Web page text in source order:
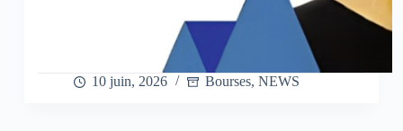
10 juin, 2026 Bourses, NEWS